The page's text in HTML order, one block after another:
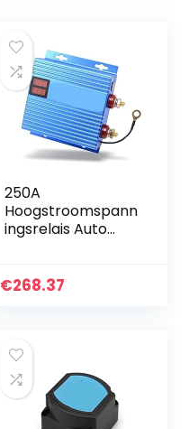
250A
Hoogstroomspann
ingsrelais Auto
Schakelaar 1 2v
€268.37